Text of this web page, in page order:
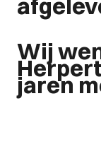
Wij
jaren